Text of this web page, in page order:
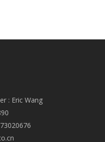
: Eric Wang